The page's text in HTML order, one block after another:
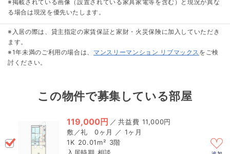
※掲載されている画像（設置されている家具家電等を含む）と現況が異な
る場合は現況を優先いたします。
※入居の際は、貸主指定の家賃保証と家財・火災保険に加入していただき
ます。
※1年未満のご利用の場合は、 マンスリーマンション リブマックス をご検
討ください。
この物件で募集している部屋
119,000円 ／
11,000円
0ヶ月 ／ 1ヶ月
1K 20.01m² 3階